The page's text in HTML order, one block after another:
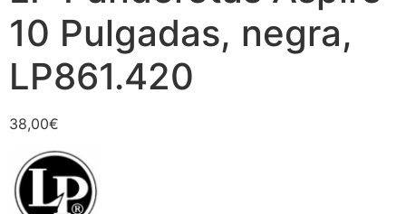
10 Pulgadas, negra,
LP861.420
38,00€